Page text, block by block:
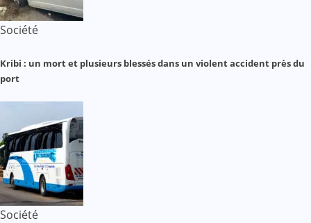
Société
Kribi : un mort et plusieurs blessés dans un violent accident près du
port
Société